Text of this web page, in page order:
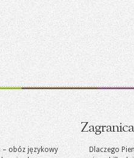
– obóz językowy
Zagranica
Dlaczego